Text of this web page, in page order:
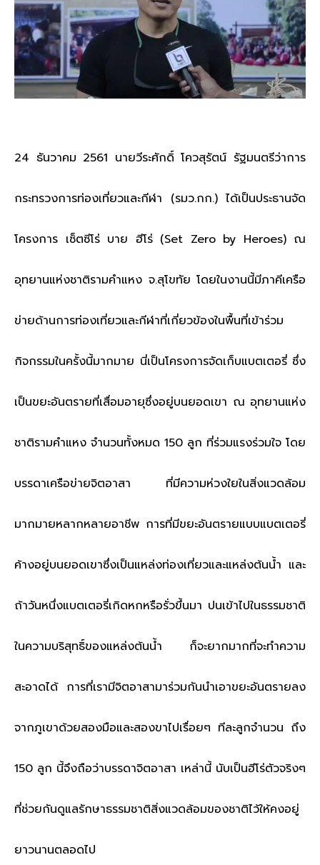
24 ธันวาคม 2561 นายวีระศักดิ์ โควสุรัตน์ รัฐมนตรีว่าการ
กระทรวงการท่องเที่ยวและกีฬา (รมว.กก.) ได้เป็นประธานจัด
โครงการ เซ็ตซีโร่ บาย ฮีโร่ (Set Zero by Heroes) ณ
อุทยานแห่งชาติรามคำแหง จ.สุโขทัย โดยในงานนี้มีภาคีเครือ
ข่ายด้านการท่องเที่ยวและกีฬาที่เกี่ยวข้องในพื้นที่เข้าร่วม
กิจกรรมในครั้งนี้มากมาย นี่เป็นโครงการจัดเก็บแบตเตอรี่ ซึ่ง
เป็นขยะอันตรายที่เสื่อมอายุซึ่งอยู่บนยอดเขา ณ อุทยานแห่ง
ชาติรามคำแหง จำนวนทั้งหมด 150 ลูก ที่ร่วมแรงร่วมใจ โดย
บรรดาเครือข่ายจิตอาสา ที่มีความห่วงใยในสิ่งแวดล้อม
มากมายหลากหลายอาชีพ การที่มีขยะอันตรายแบบแบตเตอรี่
ค้างอยู่บนยอดเขาซึ่งเป็นแหล่งท่องเที่ยวและแหล่งต้นน้ำ และ
ถ้าวันหนึ่งแบตเตอรี่เกิดหกหรือรั่วขึ้นมา ปนเข้าไปในธรรมชาติ
ในความบริสุทธิ์ของแหล่งต้นน้ำ ก็จะยากมากที่จะทำความ
สะอาดได้ การที่เรามีจิตอาสามาร่วมกันนำเอาขยะอันตรายลง
จากภูเขาด้วยสองมือและสองขาไปเรื่อยๆ ทีละลูกจำนวน ถึง
150 ลูก นี้จึงถือว่าบรรดาจิตอาสา เหล่านี้ นับเป็นฮีโร่ตัวจริงๆ
ที่ช่วยกันดูแลรักษาธรรมชาติสิ่งแวดล้อมของชาติไว้ให้คงอยู่
ยาวนานตลอดไป